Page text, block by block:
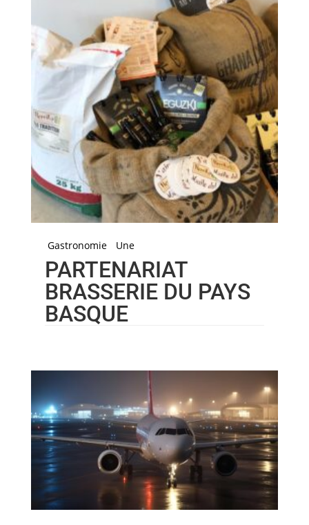
Gastronomie Une
PARTENARIAT
BRASSERIE DU PAYS
BASQUE